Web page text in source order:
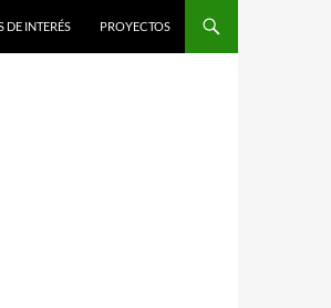
DE INTERÉS PROYECTOS